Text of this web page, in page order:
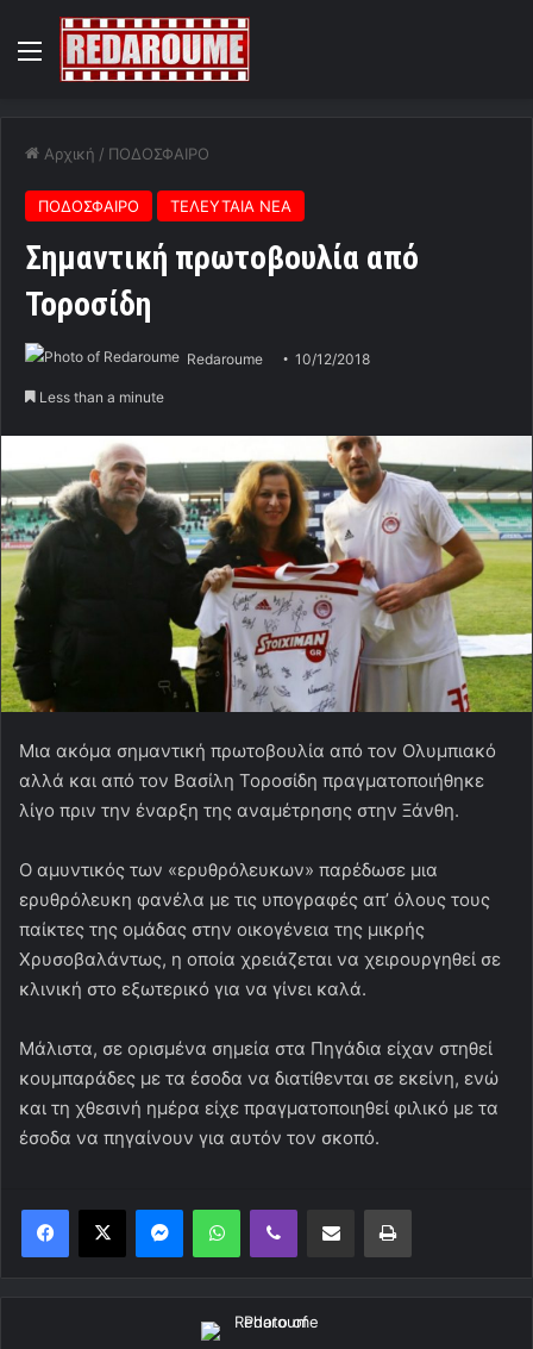
Menu
Αρχική / ΠΟΔΟΣΦΑΙΡΟ
ΠΟΔΟΣΦΑΙΡΟ ΤΕΛΕΥΤΑΙΑ ΝΕΑ
Σημαντική πρωτοβουλία από
Τοροσίδη
Redaroume 10/12/2018
Less than a minute
Μια ακόμα σημαντική πρωτοβουλία από τον Ολυμπιακό
αλλά και από τον Βασίλη Τοροσίδη πραγματοποιήθηκε
λίγο πριν την έναρξη της αναμέτρησης στην Ξάνθη.
Ο αμυντικός των «ερυθρόλευκων» παρέδωσε μια
ερυθρόλευκη φανέλα με τις υπογραφές απ’ όλους τους
παίκτες της ομάδας στην οικογένεια της μικρής
Χρυσοβαλάντως, η οποία χρειάζεται να χειρουργηθεί σε
κλινική στο εξωτερικό για να γίνει καλά.
Μάλιστα, σε ορισμένα σημεία στα Πηγάδια είχαν στηθεί
κουμπαράδες με τα έσοδα να διατίθενται σε εκείνη, ενώ
και τη χθεσινή ημέρα είχε πραγματοποιηθεί φιλικό με τα
έσοδα να πηγαίνουν για αυτόν τον σκοπό.
MessengerWhatsAppViber Κοινοποίηση μέσω ηλεκτρονικού ταχυδρομείουΕκτύπωση